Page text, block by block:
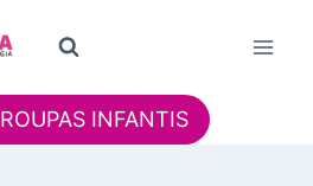
INFANTIS